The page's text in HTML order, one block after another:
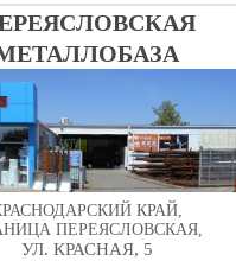
КРАЙ,
ПЕРЕЯСЛОВСКАЯ,
УЛ. КРАСНАЯ, 5